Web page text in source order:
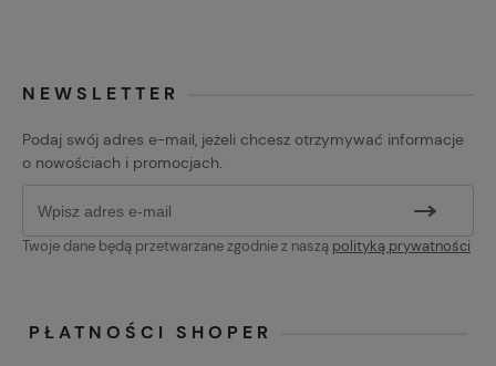
NEWSLETTER
Podaj swój adres e-mail, jeżeli chcesz otrzymywać informacje
o nowościach i promocjach.
Twoje dane będą przetwarzane zgodnie z naszą polityką prywatności
PŁATNOŚCI SHOPER